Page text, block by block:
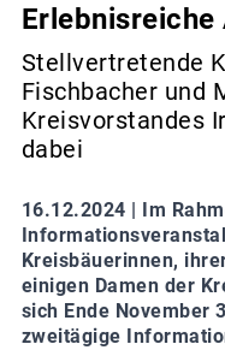
Stellvertretende
Fischbacher und
Kreisvorstandes
dabei
16.12.2024 |
Im
Kreisbäuerinnen,
einigen Damen der
sich Ende November
zweitägige